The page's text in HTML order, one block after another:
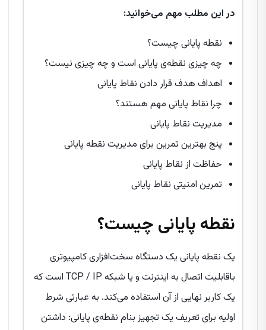
در این مطلب مهم می‌خوانید:
نقطه پایانی چیست؟
چه چیزی نقطه‌ی پایانی است و چه چیزی نیست؟
اهداف هدف قرار دادن نقاط پایانی
چرا نقاط پایانی مهم هستند؟
مدیریت نقاط پایانی
پنج بهترین تمرین برای مدیریت نقطه پایانی
حفاظت از نقاط پایانی
تمرین امنیتی نقاط پایانی
نقطه پایانی چیست؟
یک نقطه پایانی یک دستگاه سخت‌افزاری کامپیوتری
باقابلیت اتصال به اینترنت و یا شبکه TCP / IP است که
یک کاربر نهایی از آن استفاده می‌کند. به عبارتی شرط
اولیه برای تعریف یک تجهیز بنام نقطه‌ی پایانی: داشتن